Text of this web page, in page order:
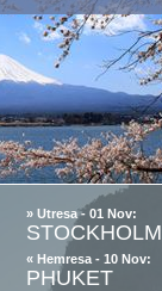
» Utresa - 01 Nov:
STOCKHOLM
« Hemresa - 10 Nov:
PHUKET